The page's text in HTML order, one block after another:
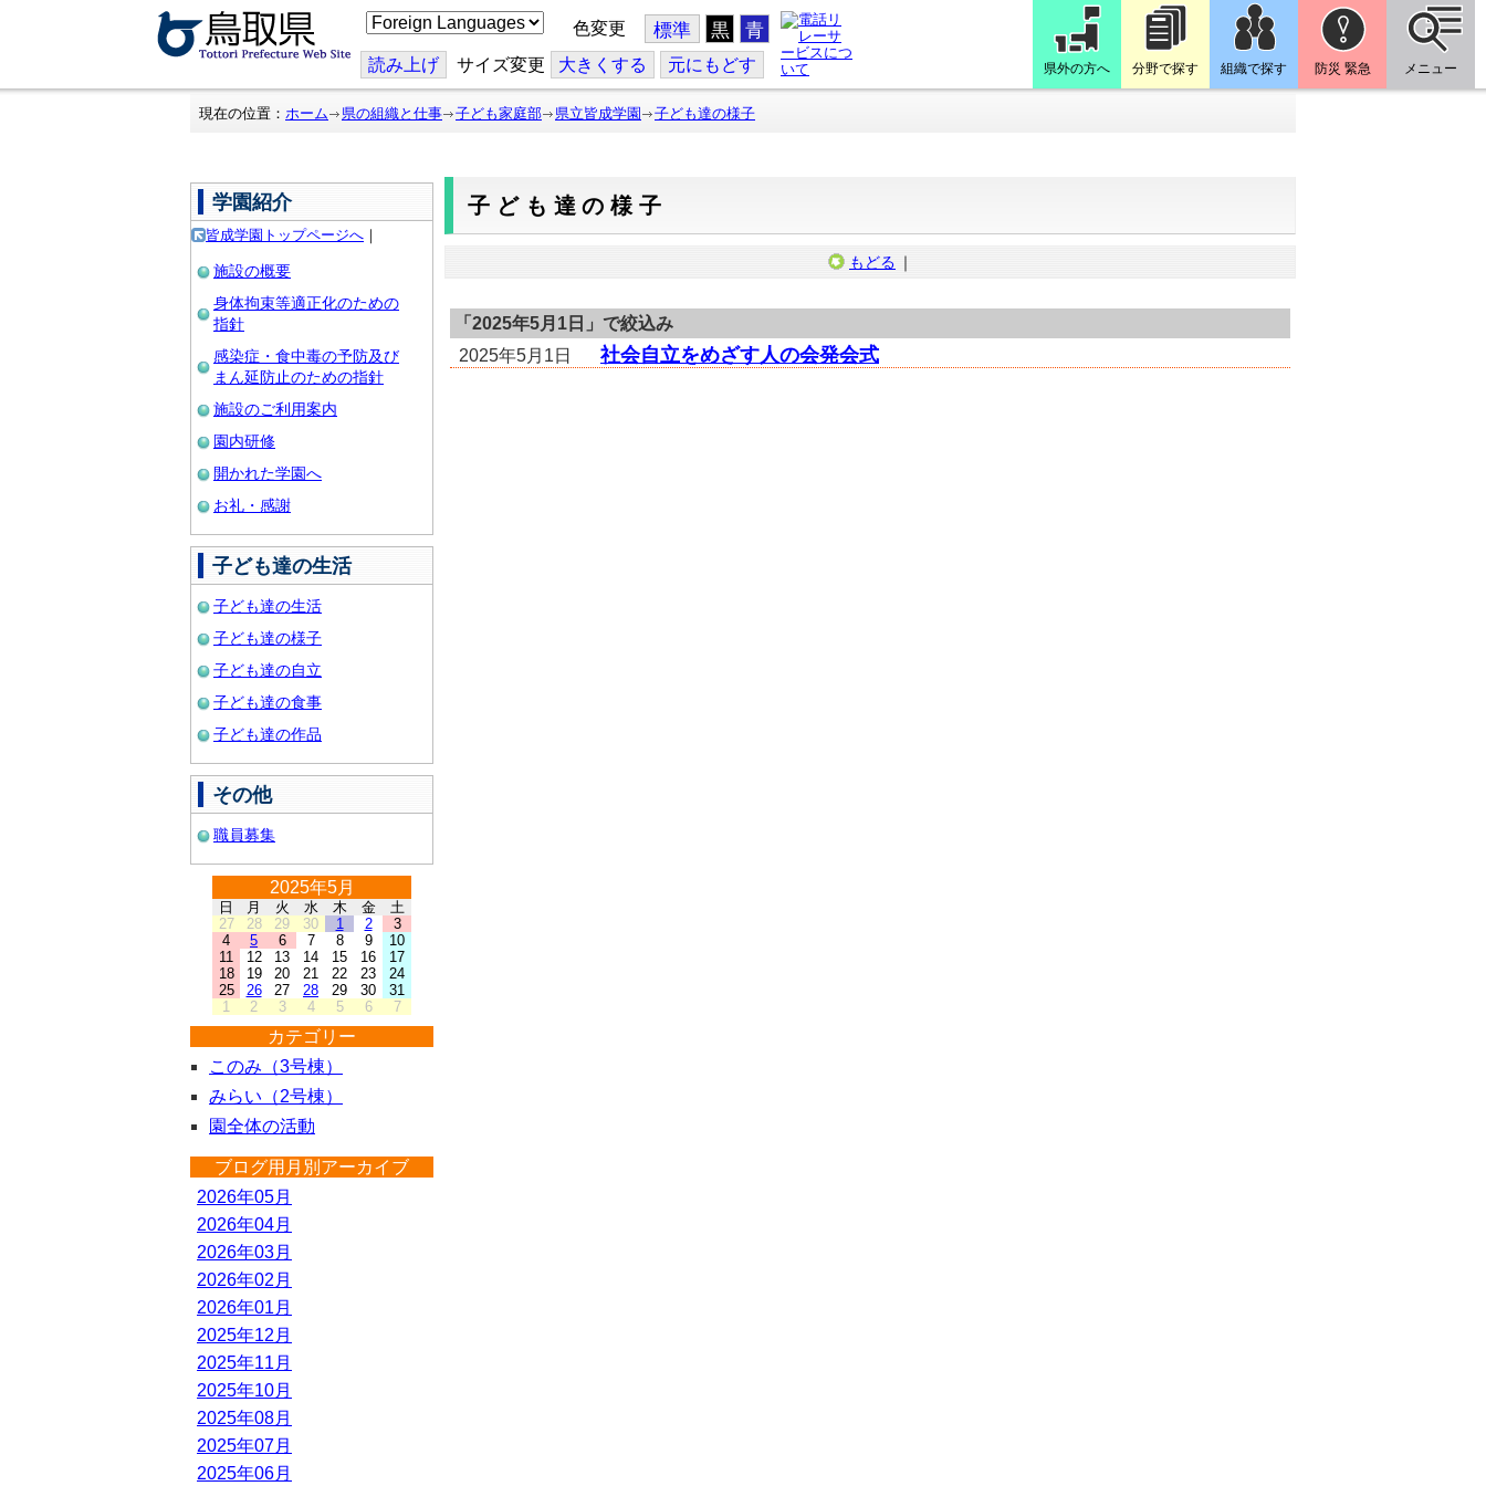
こ
の
ジ
を
翻
色変更 標準 黒 青
読み上げ サイズ変更 大きくする 元にもどす 県外の方へ 分野で探す 組織で探す 防災 緊急 メニュー
現在の位置： ホーム 県の組織と仕事 子ども家庭部 県立皆成学園 子ども達の様子
学園紹介
皆成学園トップページへ ｜
施設の概要
身体拘束等適正化のための
指針
感染症・食中毒の予防及び
まん延防止のための指針
施設のご利用案内
園内研修
開かれた学園へ
お礼・感謝
子ども達の生活
子ども達の生活
子ども達の様子
子ども達の自立
子ども達の食事
子ども達の作品
その他
職員募集
2025年5月
日 月 火 水 木 金
土
27
28 29 30 1 2
3
4
5 6 7 8 9
10
11
12 13 14 15 16
17
18
19 20 21 22 23
24
25
26 27 28 29 30
31
1
2 3 4 5 6 7
カテゴリー
このみ（3号棟）
みらい（2号棟）
園全体の活動
ブログ用月別アーカイブ
2026年05月
2026年04月
2026年03月
2026年02月
2026年01月
2025年12月
2025年11月
2025年10月
2025年08月
2025年07月
2025年06月
子ども達の様子
もどる ｜
「 2025年5月1日 」で絞込み
2025年5月1日
社会自立をめざす人の会発会式